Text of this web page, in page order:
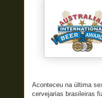
Aconteceu na última
cervejarias brasileiras